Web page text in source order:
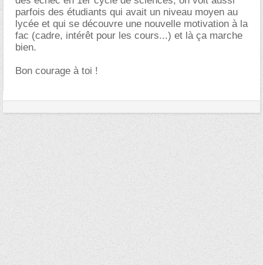
parfois des étudiants qui avait un niveau moyen au
lycée et qui se découvre une nouvelle motivation à la
fac (cadre, intérêt pour les cours...) et là ça marche
bien.
Bon courage à toi !